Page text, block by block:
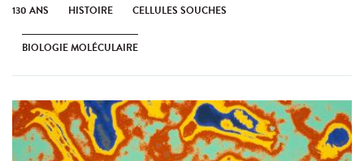
130 ANS HISTOIRE CELLULES SOUCHES
BIOLOGIE MOLÉCULAIRE